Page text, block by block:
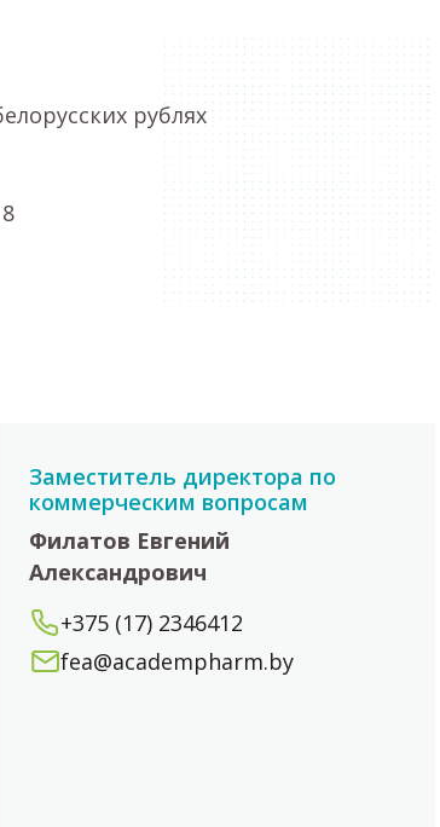
рублях
Заместитель директора по
коммерческим вопросам
Филатов Евгений
Александрович
+375 (17) 2346412
fea@academpharm.by